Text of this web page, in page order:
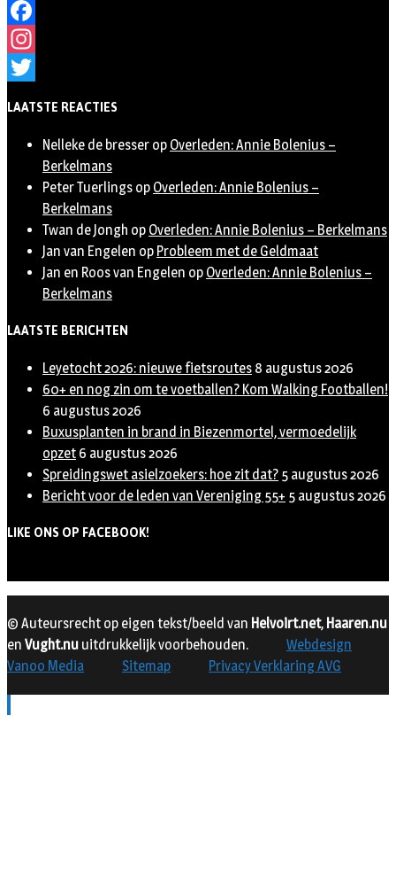
Facebook
Instagram
LAATSTE REACTIES
Nelleke de bresser op Overleden: Annie Bolenius –
Berkelmans
Peter Tuerlings op Overleden: Annie Bolenius –
Berkelmans
Twan de Jongh op Overleden: Annie Bolenius – Berkelmans
Jan van Engelen op Probleem met de Geldmaat
Jan en Roos van Engelen op Overleden: Annie Bolenius –
Berkelmans
LAATSTE BERICHTEN
Leyetocht 2026: nieuwe fietsroutes 8 augustus 2026
60+ en nog zin om te voetballen? Kom Walking Footballen!
6 augustus 2026
Buxusplanten in brand in Biezenmortel, vermoedelijk
opzet 6 augustus 2026
Spreidingswet asielzoekers: hoe zit dat? 5 augustus 2026
Bericht voor de leden van Vereniging 55+ 5 augustus 2026
LIKE ONS OP FACEBOOK!
© Auteursrecht op eigen tekst/beeld van Helvoirt.net, Haaren.nu
en Vught.nu uitdrukkelijk voorbehouden.
Webdesign
Vanoo Media
Sitemap Privacy Verklaring AVG